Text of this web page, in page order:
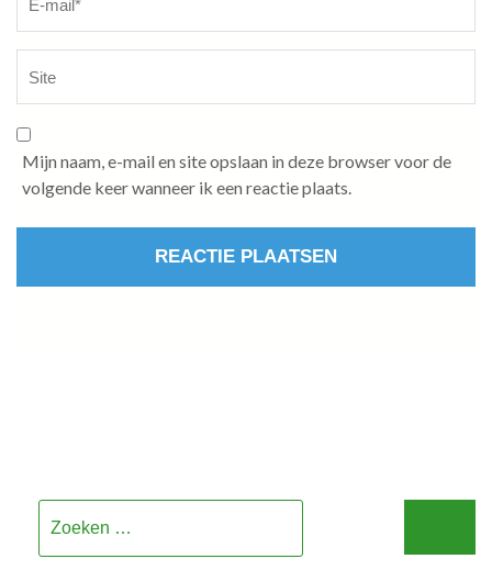
Mijn naam, e-mail en site opslaan in deze browser voor de
volgende keer wanneer ik een reactie plaats.